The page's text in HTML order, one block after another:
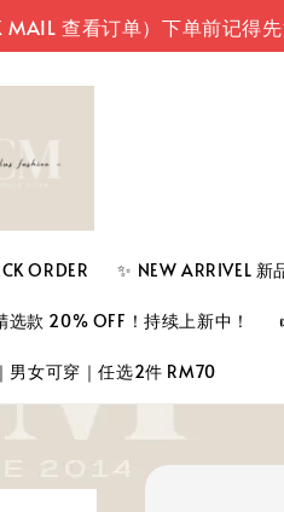
看订单）下单前记得先注册
ORDER ✨ NEW ARRIVEL 新
选款 20% OFF！持续上新中！
男女可穿｜任选2件 RM70